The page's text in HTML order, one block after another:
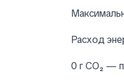
Расход
0 г CO₂ —